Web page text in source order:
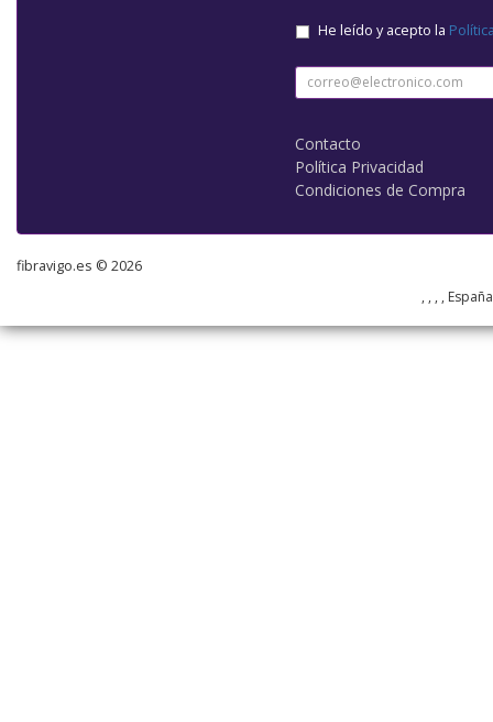
He leído y acepto la
Contacto
Política Privacidad
Condiciones de Compra
fibravigo.es © 2026
, , , ,